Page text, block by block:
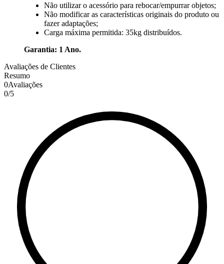
Não utilizar o acessório para rebocar/empurrar objetos;
Não modificar as características originais do produto ou
fazer adaptações;
Carga máxima permitida: 35kg distribuídos.
Garantia: 1 Ano.
Avaliações de Clientes
Resumo
0Avaliações
0/5